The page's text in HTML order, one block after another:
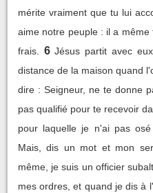
mérite vraiment que tu lui
aime notre peuple : il a
frais.
6 Jésus partit avec
distance de la maison quand
dire : Seigneur, ne te donne
pas qualifié pour te recevoir
pour laquelle je n'ai pas
Mais, dis un mot et mon
même, je suis un officier
mes ordres, et quand je dis à